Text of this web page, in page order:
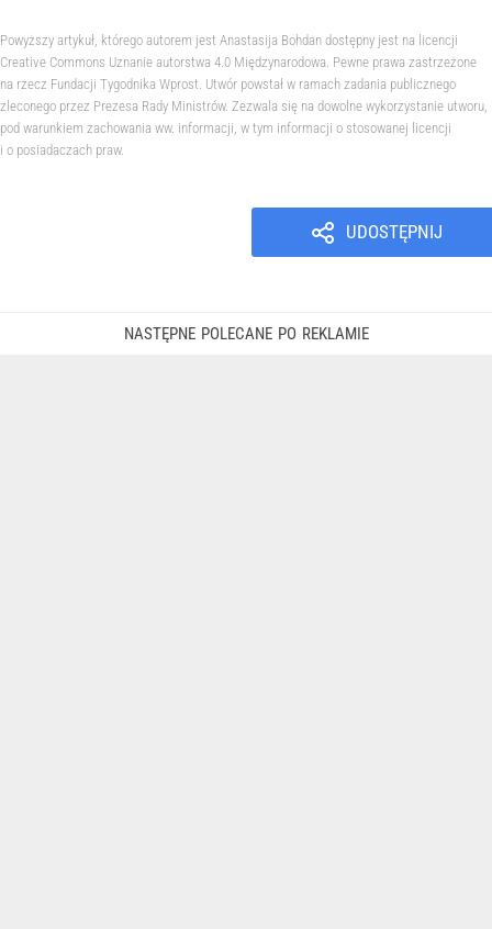
Powyższy artykuł, którego autorem jest Anastasija Bohdan dostępny jest na licencji
Creative Commons Uznanie autorstwa 4.0 Międzynarodowa. Pewne prawa zastrzeżone
na rzecz Fundacji Tygodnika Wprost. Utwór powstał w ramach zadania publicznego
zleconego przez Prezesa Rady Ministrów. Zezwala się na dowolne wykorzystanie utworu,
pod warunkiem zachowania ww. informacji, w tym informacji o stosowanej licencji
i o posiadaczach praw.
UDOSTĘPNIJ